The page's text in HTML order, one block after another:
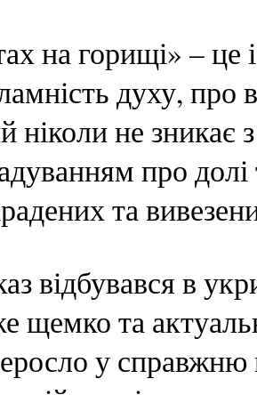
на горищі» – це
духу, про
ніколи не
про долі
та
відбувався в
щемко та
у справжню